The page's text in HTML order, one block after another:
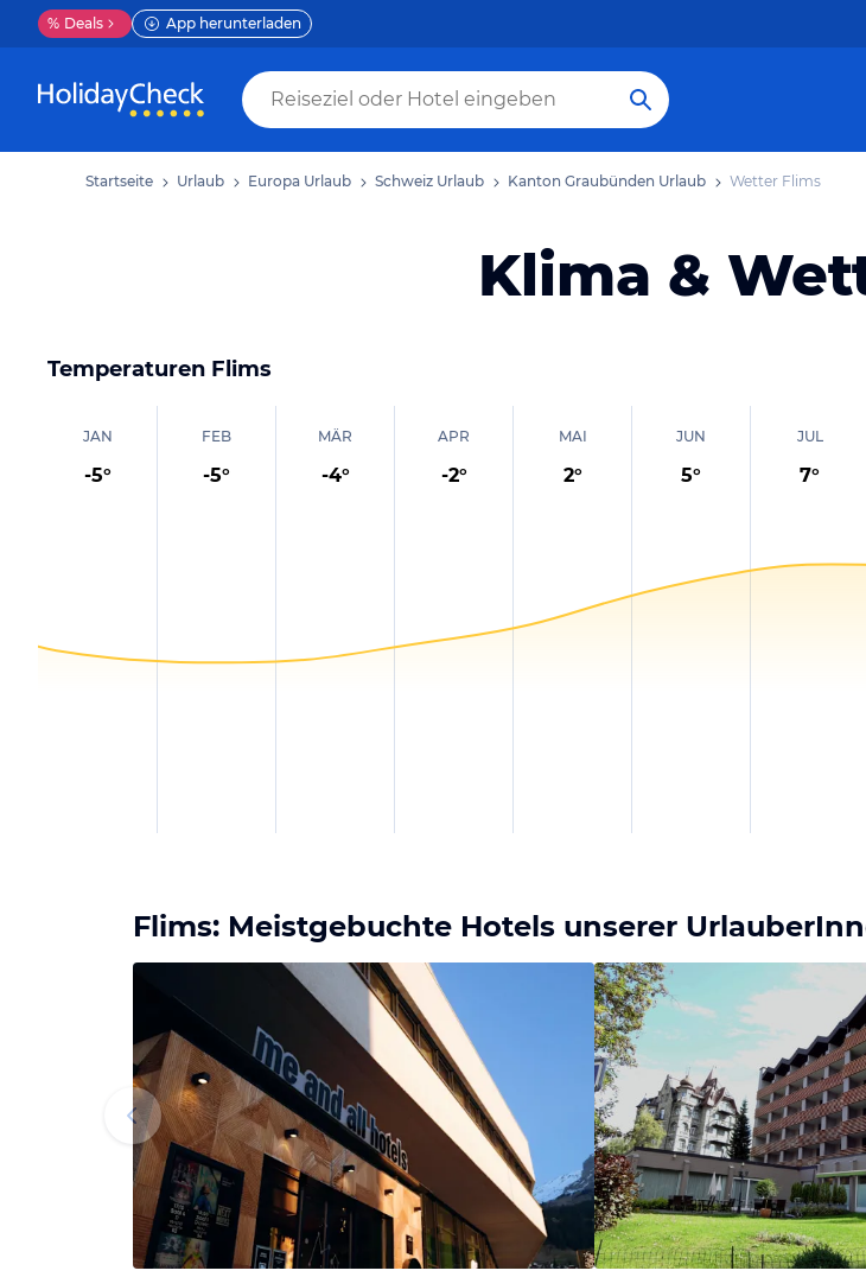
% Deals App herunterladen
Startseite Urlaub Europa Urlaub Schweiz Urlaub Kanton Graubünden Urlaub Wetter Flims
Klima &
Temperaturen Flims
JAN
-5°
FEB
-5°
MÄR
-4°
APR
-2°
MAI
2°
JUN
5°
JUL
7°
Flims: Meistgebuchte Hotels unserer